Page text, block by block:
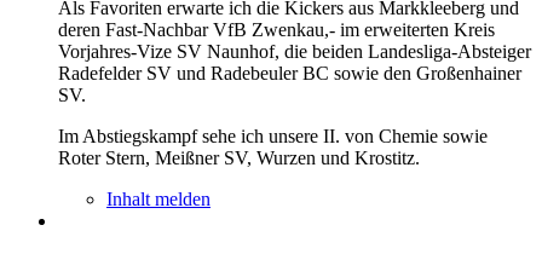
Als Favoriten erwarte ich die Kickers aus Markkleeberg und
deren Fast-Nachbar VfB Zwenkau,- im erweiterten Kreis
Vorjahres-Vize SV Naunhof, die beiden Landesliga-Absteiger
Radefelder SV und Radebeuler BC sowie den Großenhainer
SV.
Im Abstiegskampf sehe ich unsere II. von Chemie sowie
Roter Stern, Meißner SV, Wurzen und Krostitz.
Inhalt melden